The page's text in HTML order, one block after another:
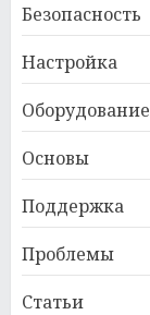
Безопасность
Настройка
Оборудование
Основы
Поддержка
Проблемы
Статьи